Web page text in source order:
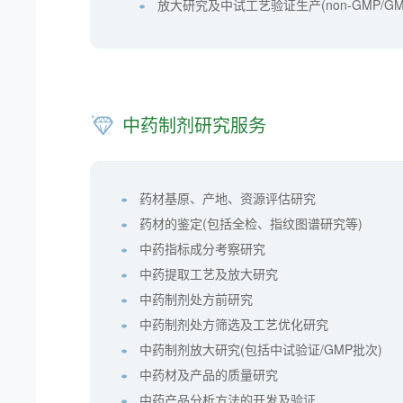
放大研究及中试工艺验证生产(non-GMP/
中药制剂研究服务
药材基原、产地、资源评估研究
药材的鉴定(包括全检、指纹图谱研究等)
中药指标成分考察研究
中药提取工艺及放大研究
中药制剂处方前研究
中药制剂处方筛选及工艺优化研究
中药制剂放大研究(包括中试验证/GMP批次)
中药材及产品的质量研究
中药产品分析方法的开发及验证